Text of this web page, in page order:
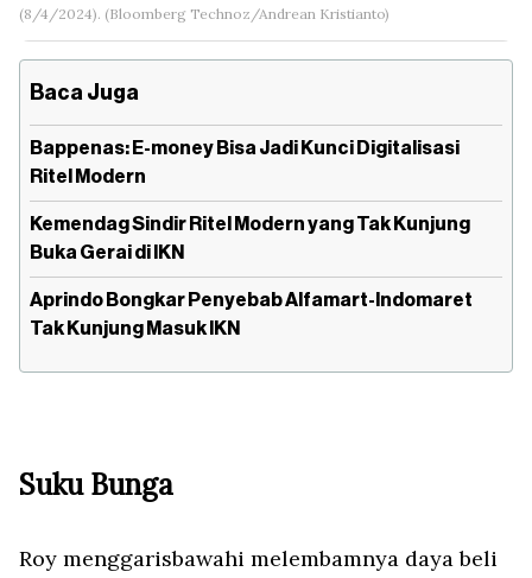
(8/4/2024). (Bloomberg Technoz/Andrean Kristianto)
Baca Juga
Bappenas: E-money Bisa Jadi Kunci Digitalisasi
Ritel Modern
Kemendag Sindir Ritel Modern yang Tak Kunjung
Buka Gerai di IKN
Aprindo Bongkar Penyebab Alfamart-Indomaret
Tak Kunjung Masuk IKN
Suku Bunga
Roy menggarisbawahi melembamnya daya beli